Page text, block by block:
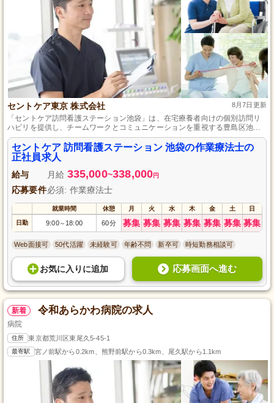
セントケア東京 株式会社 8月7日更新
「セントケア訪問看護ステーション池袋」は、在宅療養者向けの個別訪問リ
ハビリを提供し、チームワークとコミュニケーションを重視する豊島区池袋
の訪問看護ステーションです。
セントケア 訪問看護ステーション 池袋の作業療法士の
正社員求人
給与 月給 335,000~338,000円
応募要件必須: 作業療法士
就業時間 休憩 月 火 水 木 金 土 日
日勤 9:00～ 18:00 60分 募集 募集 募集 募集 募集 募集 募集
Web面接可 50代活躍 未経験可 年齢不問 新卒可 時短勤務相談可
お気に入り に追加 応募画面へ進む
新着 令和あらかわ病院の求人
病院
住所 東京都荒川区東尾久5-45-1
最寄駅 宮ノ前駅から0.2km、熊野前駅から0.3km、尾久駅から1.1km